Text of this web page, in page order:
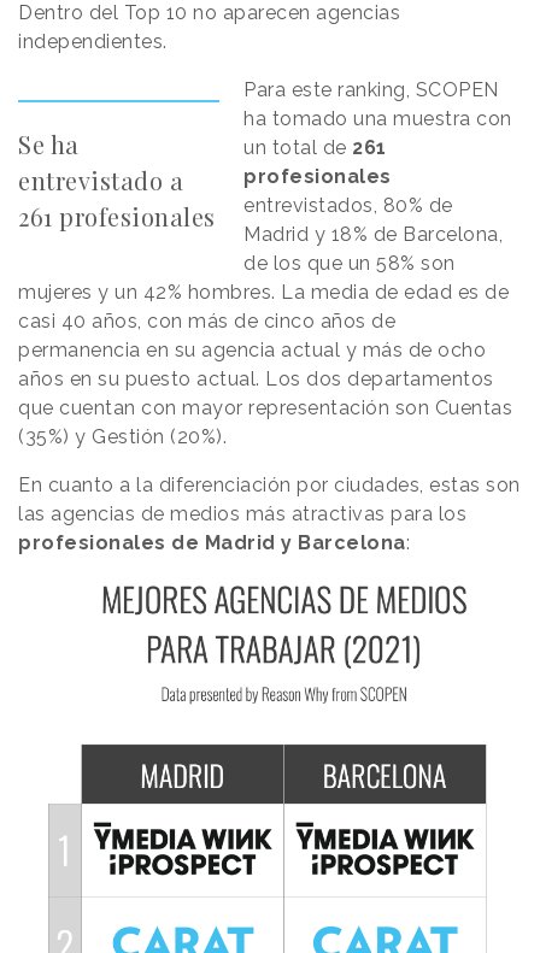
Dentro del Top 10 no aparecen agencias
independientes.
Se ha
entrevistado a
261 profesionales
Para este ranking, SCOPEN
ha tomado una muestra con
un total de 261
profesionales
entrevistados, 80% de
Madrid y 18% de Barcelona,
de los que un 58% son
mujeres y un 42% hombres. La media de edad es de
casi 40 años, con más de cinco años de
permanencia en su agencia actual y más de ocho
años en su puesto actual. Los dos departamentos
que cuentan con mayor representación son Cuentas
(35%) y Gestión (20%).
En cuanto a la diferenciación por ciudades, estas son
las agencias de medios más atractivas para los
profesionales de Madrid y Barcelona: